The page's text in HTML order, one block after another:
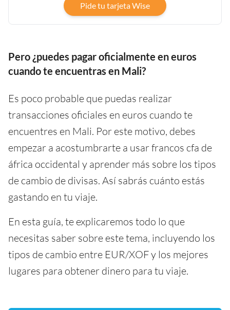
Pide tu tarjeta Wise
Pero ¿puedes pagar oficialmente en euros
cuando te encuentras en Mali?
Es poco probable que puedas realizar
transacciones oficiales en euros cuando te
encuentres en Mali. Por este motivo, debes
empezar a acostumbrarte a usar francos cfa de
áfrica occidental y aprender más sobre los tipos
de cambio de divisas. Así sabrás cuánto estás
gastando en tu viaje.
En esta guía, te explicaremos todo lo que
necesitas saber sobre este tema, incluyendo los
tipos de cambio entre EUR/XOF y los mejores
lugares para obtener dinero para tu viaje.